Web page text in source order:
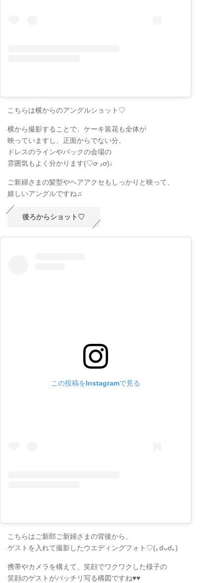
こちらは横からのアングルショット♡
横から撮影することで、ケーキ装花も全体が
映っていますし、正面からでない分、
ドレスのラインやバックの会場の
雰囲気もよく分かります(♡ơ ₃ơ)♩
ご新婦さまの髪型やヘアアクセもしっかりと映って、
嬉しいアングルですね♫
後ろからショット♡
この投稿をInstagramで見る
こちらはご新郎ご新婦さまの背後から、
ゲストを入れて撮影したウエディングフォト♡(｡☌ᴗ☌｡)
携帯やカメラを構えて、笑顔でワクワクした様子の
笑顔のゲストがバッチリ写る構図ですね♥♥